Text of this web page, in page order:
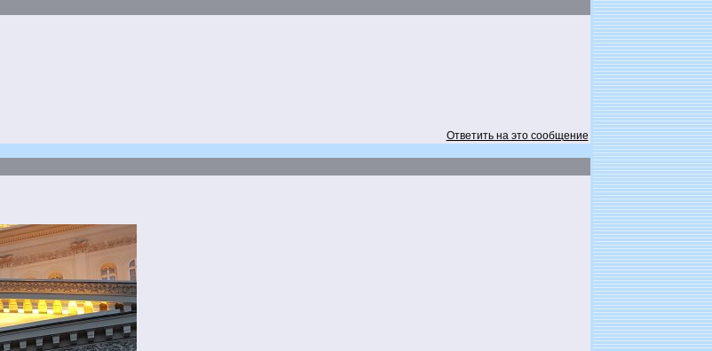
Ответить на это сообщение